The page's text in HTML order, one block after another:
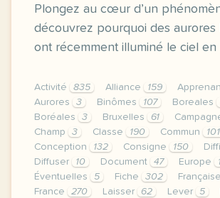
Plongez au cœur d’un
découvrez pourquoi des aurores
ont récemment illuminé le ciel en
Activité 835 Alliance 159
Aurores
3 Binômes 107 Boreales
Boréales
3 Bruxelles 61
Champ
3 Classe 190 Commun
101
Conception
132 Consigne 150
Diffuser
10 Document 47 Europe
Éventuelles
5 Fiche 302 Française
France
270 Laisser 62 Lever 5